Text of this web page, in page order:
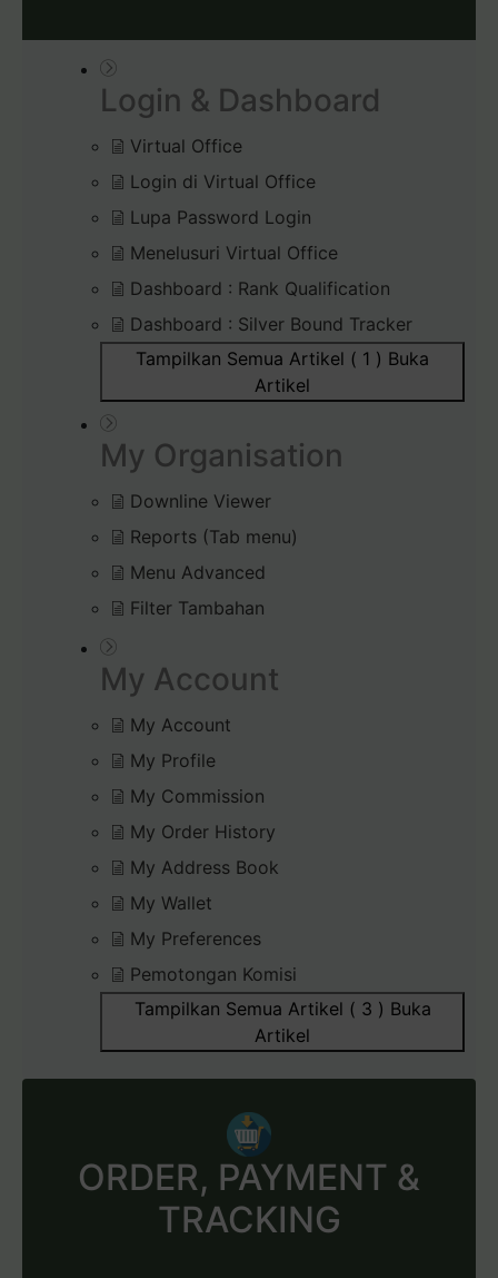
Login & Dashboard
Virtual Office
Login di Virtual Office
Lupa Password Login
Menelusuri Virtual Office
Dashboard : Rank Qualification
Dashboard : Silver Bound Tracker
Tampilkan Semua Artikel ( 1 ) Buka
Artikel
My Organisation
Downline Viewer
Reports (Tab menu)
Menu Advanced
Filter Tambahan
My Account
My Account
My Profile
My Commission
My Order History
My Address Book
My Wallet
My Preferences
Pemotongan Komisi
Tampilkan Semua Artikel ( 3 ) Buka
Artikel
ORDER, PAYMENT &
TRACKING